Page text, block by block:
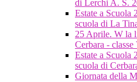
di Lerchi A. S.
Estate a Scuola
scuola di La
25 Aprile. W la
Cerbara -
Estate a Scuola
scuola di
Giornata della